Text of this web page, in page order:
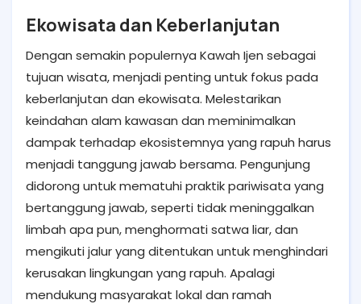
Ekowisata dan Keberlanjutan
Dengan semakin populernya Kawah Ijen sebagai
tujuan wisata, menjadi penting untuk fokus pada
keberlanjutan dan ekowisata. Melestarikan
keindahan alam kawasan dan meminimalkan
dampak terhadap ekosistemnya yang rapuh harus
menjadi tanggung jawab bersama. Pengunjung
didorong untuk mematuhi praktik pariwisata yang
bertanggung jawab, seperti tidak meninggalkan
limbah apa pun, menghormati satwa liar, dan
mengikuti jalur yang ditentukan untuk menghindari
kerusakan lingkungan yang rapuh. Apalagi
mendukung masyarakat lokal dan ramah